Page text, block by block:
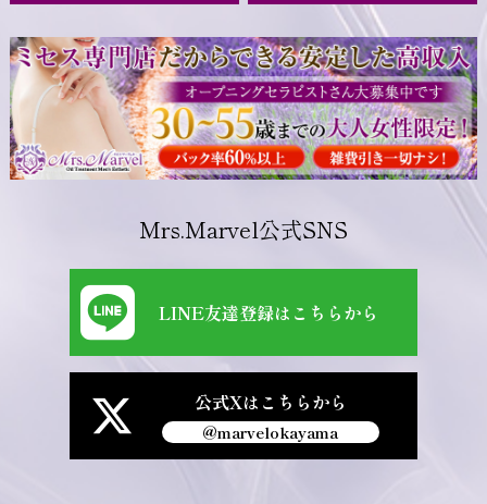
Mrs.Marvel公式SNS
LINE友達登録はこちらから
公式Xはこちらから
@marvelokayama